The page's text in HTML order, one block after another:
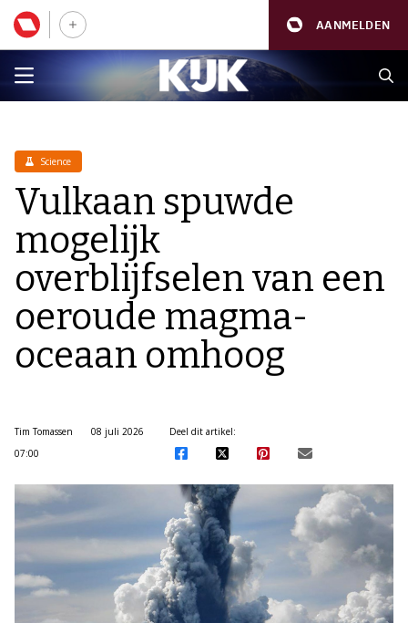
AANMELDEN
Science
Vulkaan spuwde
mogelijk
overblijfselen van een
oeroude magma-
oceaan omhoog
Tim Tomassen
08 juli 2026
07:00
Deel dit artikel: